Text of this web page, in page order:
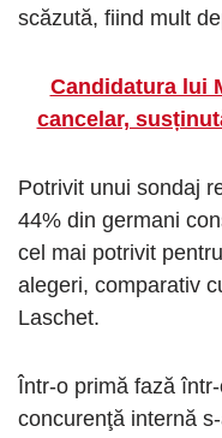
scăzută, fiind mult
Candidatura lui
cancelar,
Potrivit unui sondaj
44% din germani
cel mai potrivit
alegeri, comparativ
Laschet.
Într-o primă fază
concurenţă internă